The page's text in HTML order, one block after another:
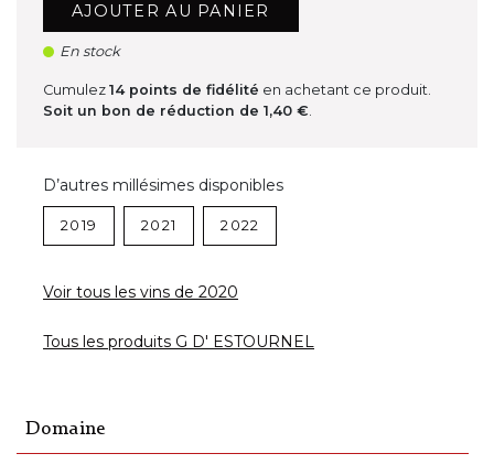
AJOUTER AU PANIER
En stock
Cumulez 14points de fidélité en achetant ce produit.
Soit un bon de réduction de 1,40 €.
D’autres millésimes disponibles
2019 2021 2022
Voir tous les vins de 2020
Tous les produits G D' ESTOURNEL
Domaine